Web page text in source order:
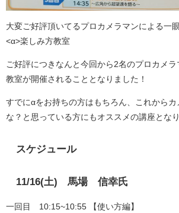
大変ご好評頂いてるプロカメラマンによる一
<α>楽しみ方教室
ご好評につきなんと今回から2名のプロカメ
教室が開催されることとなりました！
すでにαをお持ちの方はもちろん、これから
な？と思っている方にもオススメの講座となり
スケジュール
11/16(土) 馬場 信幸氏
一回目 10:15~10:55 【使い方編】